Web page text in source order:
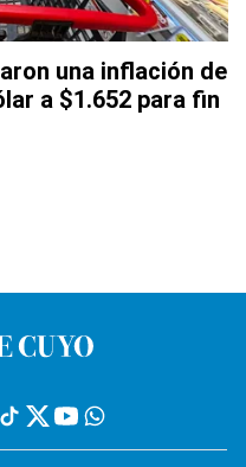
una inflación de
a $1.652 para fin